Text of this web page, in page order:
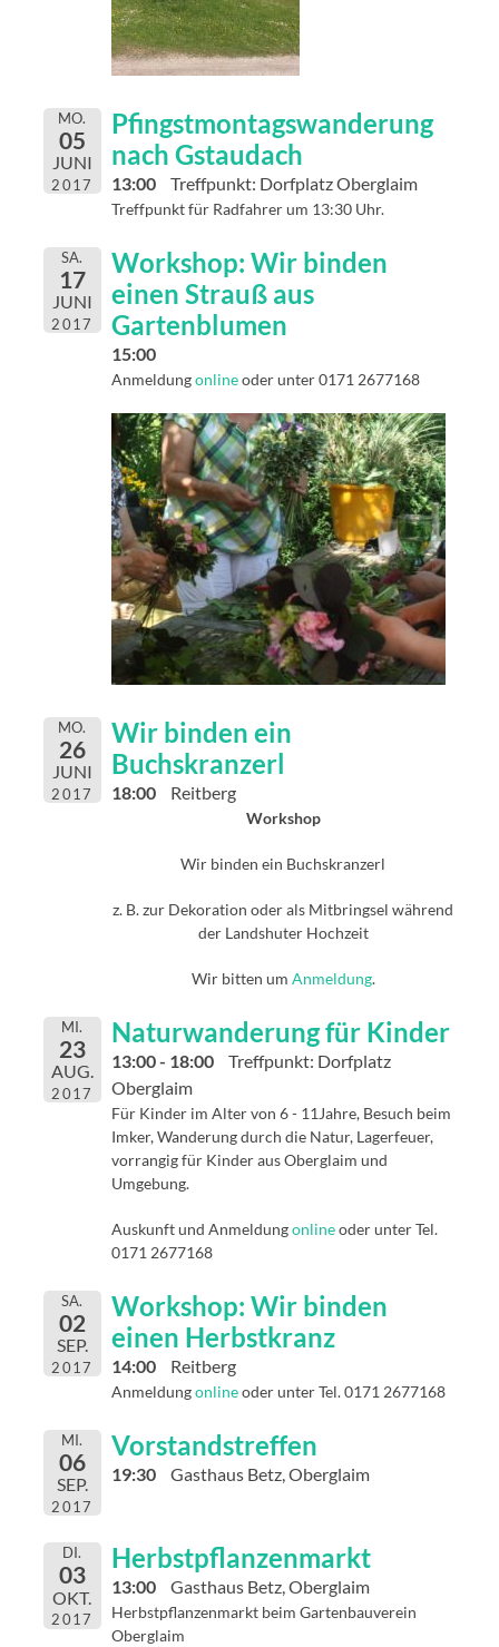
MO.
05
JUNI
2017
Pfingstmontagswanderung
nach Gstaudach
13:00 Treffpunkt: Dorfplatz Oberglaim
Treffpunkt für Radfahrer um 13:30 Uhr.
SA.
17
JUNI
2017
Workshop: Wir binden
einen Strauß aus
Gartenblumen
15:00
Anmeldungonlineoder unter 0171 2677168
MO.
26
JUNI
2017
Wir binden ein
Buchskranzerl
18:00 Reitberg
Workshop
Wir binden ein Buchskranzerl
z. B. zur Dekoration oder als Mitbringsel während
der Landshuter Hochzeit
Wir bitten um Anmeldung.
MI.
23
AUG.
2017
Naturwanderung für Kinder
13:00 - 18:00
Treffpunkt: Dorfplatz
Oberglaim
Für Kinder im Alter von 6 - 11Jahre, Besuch beim
Imker, Wanderung durch die Natur, Lagerfeuer,
vorrangig für Kinder aus Oberglaim und
Umgebung.
Auskunft und Anmeldungonlineoder unter Tel.
0171 2677168
SA.
02
SEP.
2017
Workshop: Wir binden
einen Herbstkranz
14:00 Reitberg
Anmeldungonlineoder unter Tel. 0171 2677168
MI.
06
SEP.
2017
Vorstandstreffen
19:30 Gasthaus Betz, Oberglaim
DI.
03
OKT.
2017
Herbstpflanzenmarkt
13:00 Gasthaus Betz, Oberglaim
Herbstpflanzenmarkt beim Gartenbauverein
Oberglaim